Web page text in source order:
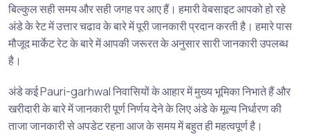
बिल्कुल सही समय और सही जगह पर आए हैं। हमारी वेबसाइट आपको हो रहे
अंडे के रेट में उत्तार चढाव के बारे में पूरी जानकारी प्रदान करती है। हमारे पास
मौजूद मार्केट रेट के बारे में आपकी जरूरत के अनुसार सारी जानकारी उपलब्ध
है।
अंडे कई Pauri-garhwal निवासियों के आहार में मुख्य भूमिका निभाते हैं और
खरीदारी के बारे में जानकारी पूर्ण निर्णय देने के लिए अंडे के मूल्य निर्धारण की
ताजा जानकारी से अपडेट रहना आज के समय में बहुत ही महत्वपूर्ण है।